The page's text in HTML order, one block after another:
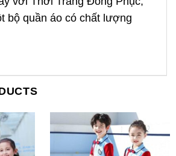
bộ quần áo có chất lượng